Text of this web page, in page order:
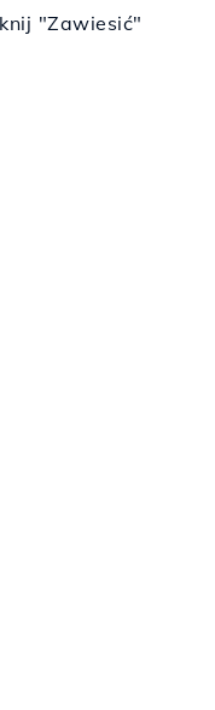
"Zawiesić"